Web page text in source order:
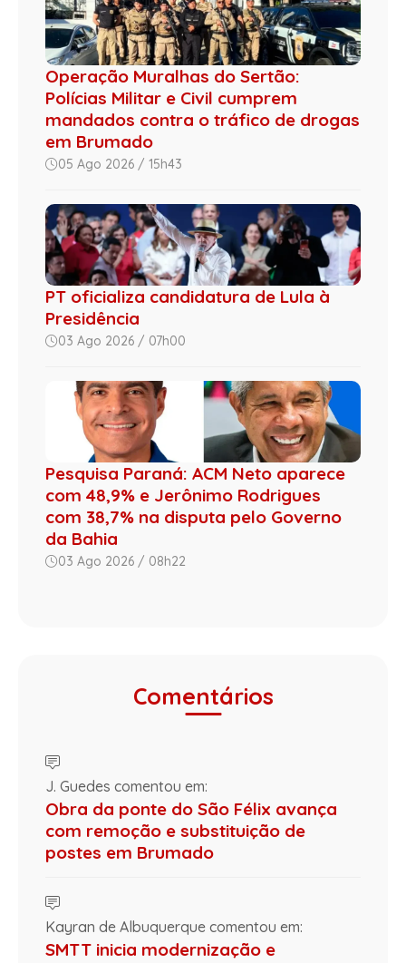
Operação Muralhas do Sertão:
Polícias Militar e Civil cumprem
mandados contra o tráfico de drogas
em Brumado
05 Ago 2026 / 15h43
PT oficializa candidatura de Lula à
Presidência
03 Ago 2026 / 07h00
Pesquisa Paraná: ACM Neto aparece
com 48,9% e Jerônimo Rodrigues
com 38,7% na disputa pelo Governo
da Bahia
03 Ago 2026 / 08h22
Comentários
J. Guedes comentou em:
Obra da ponte do São Félix avança
com remoção e substituição de
postes em Brumado
Kayran de Albuquerque comentou em:
SMTT inicia modernização e